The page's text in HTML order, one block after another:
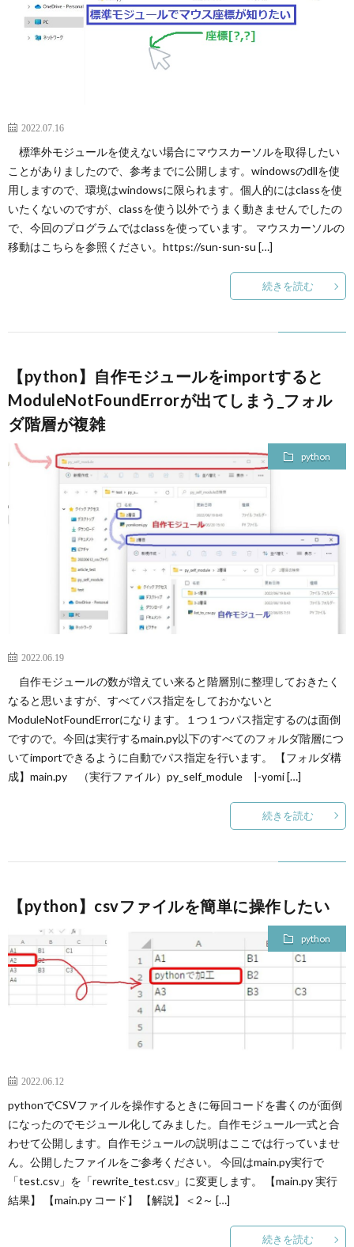
2022.07.16
標準外モジュールを使えない場合にマウスカーソルを取得したい
ことがありましたので、参考までに公開します。windowsのdllを使
用しますので、環境はwindowsに限られます。個人的にはclassを使
いたくないのですが、classを使う以外でうまく動きませんでしたの
で、今回のプログラムではclassを使っています。 マウスカーソルの
移動はこちらを参照ください。https://sun-sun-su […]
続きを読む
【python】自作モジュールをimportすると
ModuleNotFoundErrorが出てしまう_フォル
ダ階層が複雑
python
2022.06.19
自作モジュールの数が増えてい来ると階層別に整理しておきたく
なると思いますが、すべてパス指定をしておかないと
ModuleNotFoundErrorになります。１つ１つパス指定するのは面倒
ですので。今回は実行するmain.py以下のすべてのフォルダ階層につ
いてimportできるように自動でパス指定を行います。 【フォルダ構
成】main.py （実行ファイル）py_self_module |-yomi […]
続きを読む
【python】csvファイルを簡単に操作したい
python
2022.06.12
pythonでCSVファイルを操作するときに毎回コードを書くのが面倒
になったのでモジュール化してみました。自作モジュール一式と合
わせて公開します。自作モジュールの説明はここでは行っていませ
ん。公開したファイルをご参考ください。 今回はmain.py実行で
「test.csv」を「rewrite_test.csv」に変更します。 【main.py 実行
結果】 【main.py コード】 【解説】＜2～ […]
続きを読む